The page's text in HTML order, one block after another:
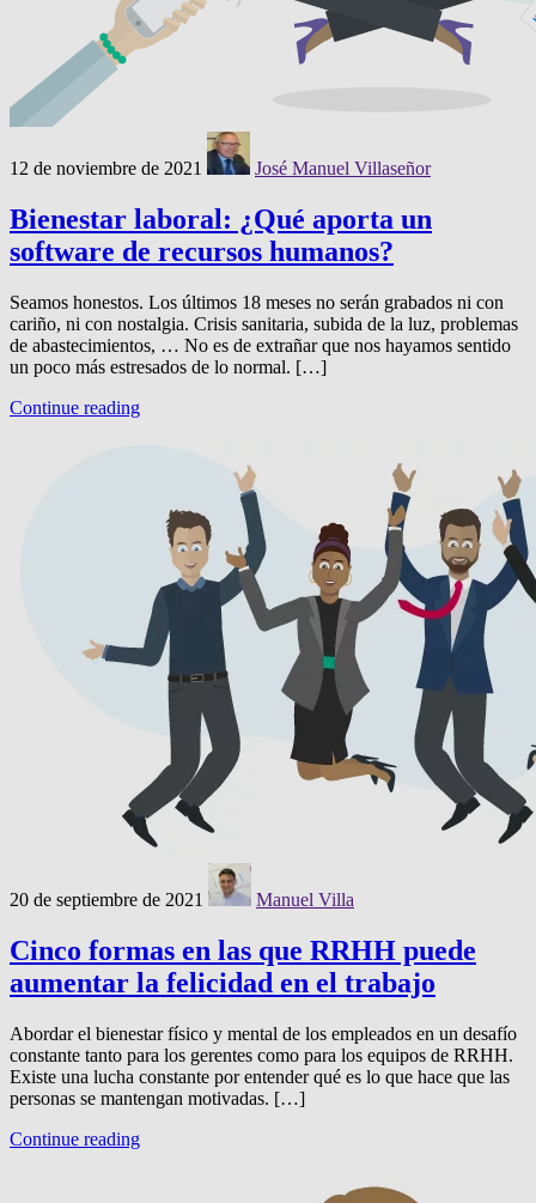
12 de noviembre de 2021 José Manuel Villaseñor
Bienestar laboral: ¿Qué aporta un
software de recursos humanos?
Seamos honestos. Los últimos 18 meses no serán grabados ni con
cariño, ni con nostalgia. Crisis sanitaria, subida de la luz, problemas
de abastecimientos, … No es de extrañar que nos hayamos sentido
un poco más estresados ​​de lo normal. […]
Continue reading
20 de septiembre de 2021 Manuel Villa
Cinco formas en las que RRHH puede
aumentar la felicidad en el trabajo
Abordar el bienestar físico y mental de los empleados en un desafío
constante tanto para los gerentes como para los equipos de RRHH.
Existe una lucha constante por entender qué es lo que hace que las
personas se mantengan motivadas. […]
Continue reading